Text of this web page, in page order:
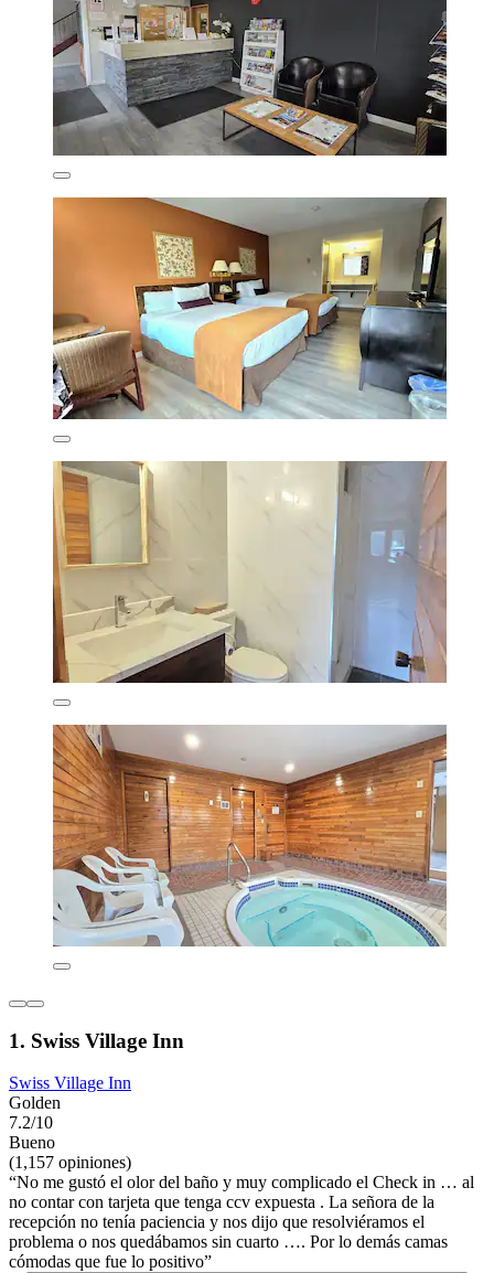
1. Swiss Village Inn
Swiss Village Inn
Golden
7.2/10
Bueno
(1,157 opiniones)
“No me gustó el olor del baño y muy complicado el Check in … al
no contar con tarjeta que tenga ccv expuesta . La señora de la
recepción no tenía paciencia y nos dijo que resolviéramos el
problema o nos quedábamos sin cuarto …. Por lo demás camas
cómodas que fue lo positivo”